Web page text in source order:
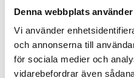
Denna webbplats
Vi använder
och annonserna till
för sociala medier och
vidarebefordrar även